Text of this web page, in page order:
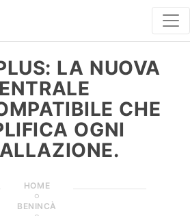
LA NUOVA
CHE
OGNI
HOME
BENINCÀ